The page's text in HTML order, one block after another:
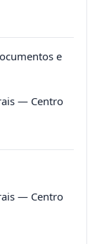
e
— Centro
— Centro